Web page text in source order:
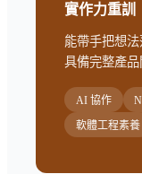
實作力重訓
能帶手把想
具備完整產
AI 協作
軟體工程素養